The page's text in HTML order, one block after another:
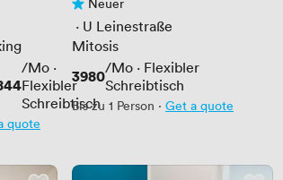
/Mo ·
Flexibler
Schreibtisch
quote
Noch keine Bewertungen
· U Leinestraße
Mitosis
Preis
3980/Mo · Flexibler
Schreibtisch
Bis zu 1 Person · Get a quote